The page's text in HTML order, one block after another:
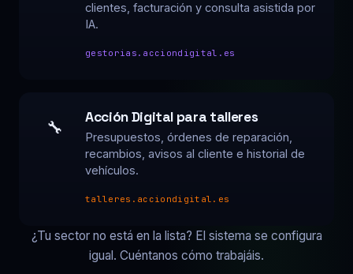
clientes, facturación y consulta asistida por
IA.
gestorias.acciondigital.es
🔧
Acción Digital para talleres
Presupuestos, órdenes de reparación,
recambios, avisos al cliente e historial de
vehículos.
talleres.acciondigital.es
¿Tu sector no está en la lista? El sistema se configura
igual. Cuéntanos cómo trabajáis.